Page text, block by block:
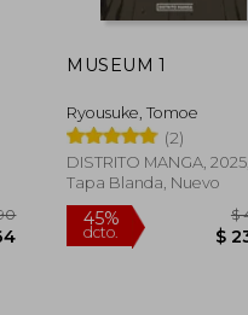
MUSEUM 1
Ryousuke, Tomoe
(2)
DISTRITO MANGA, 2025,
Tapa Blanda, Nuevo